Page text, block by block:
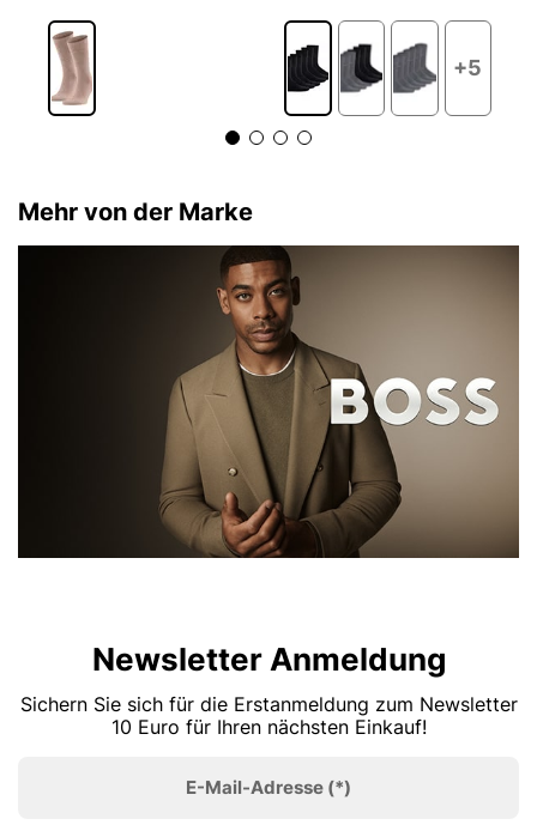
+5
Mehr von der Marke
Newsletter Anmeldung
Sichern Sie sich für die Erstanmeldung zum Newsletter
10 Euro für Ihren nächsten Einkauf!
E-Mail-Adresse (*)